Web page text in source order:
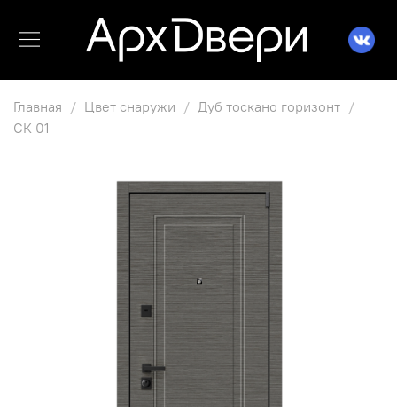
Главная Цвет снаружи
Дуб тоскано горизонт
СК 01